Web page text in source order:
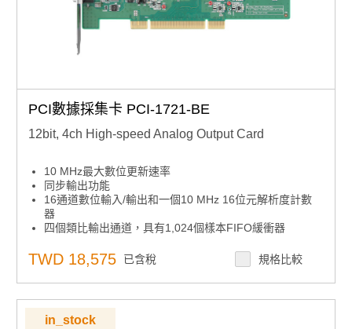
PCI數據採集卡 PCI-1721-BE
12bit, 4ch High-speed Analog Output Card
10 MHz最大數位更新速率
同步輸出功能
16通道數位輸入/輸出和一個10 MHz 16位元解析度計數
器
四個類比輸出通道，具有1,024個樣本FIFO緩衝器
具有內部/外部節拍器的即時波形輸出功能
靈活的輸出類型和範圍設置
系統熱重啟後保留輸出設置和值
自動校準功能
BoardID™開關
TWD 18,575 已含稅 規格比較
in_stock